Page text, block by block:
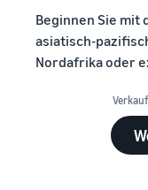
Beginnen Sie mit
asiatisch-
Nordafrika oder